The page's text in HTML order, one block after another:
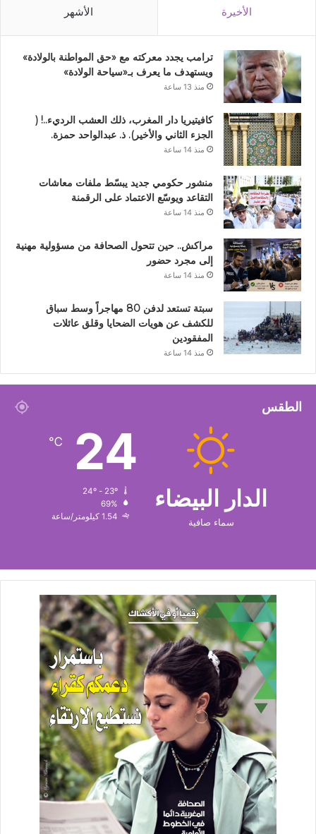
الأخيرة الأشهر
ترامب يجدد معركته مع «حق المواطنة بالولادة»
ويستهدف ما يعرف بـ«سياحة الولادة»
منذ 13 ساعة
كافيتيريا دار المغرب، ذلك العشب الرديء..! (
الجزء الثاني والأخير). ذ. عبدالواحد حمزة.
منذ 14 ساعة
منشور حكومي جديد يبسّط ملفات معاشات
التقاعد ويوسّع الاعتماد على الرقمنة
منذ 14 ساعة
مراكش.. حين تتحول الصحافة من مسؤولية مهنية
إلى مجرد حضور
منذ 14 ساعة
سبتة تستعد لدفن 80 مهاجراً وسط سباق
للكشف عن هويات الضحايا وقلق عائلات
المفقودين
منذ 14 ساعة
الطقس
الدار البيضاء
سماء صافية
24
℃
69%
1.54 كيلومتر/ساعة